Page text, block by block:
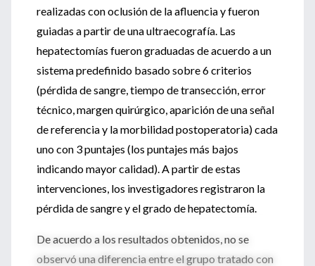
realizadas con oclusión de la afluencia y fueron
guiadas a partir de una ultraecografía. Las
hepatectomías fueron graduadas de acuerdo a un
sistema predefinido basado sobre 6 criterios
(pérdida de sangre, tiempo de transección, error
técnico, margen quirúrgico, aparición de una señal
de referencia y la morbilidad postoperatoria) cada
uno con 3 puntajes (los puntajes más bajos
indicando mayor calidad). A partir de estas
intervenciones, los investigadores registraron la
pérdida de sangre y el grado de hepatectomía.
De acuerdo a los resultados obtenidos, no se
observó una diferencia entre el grupo tratado con